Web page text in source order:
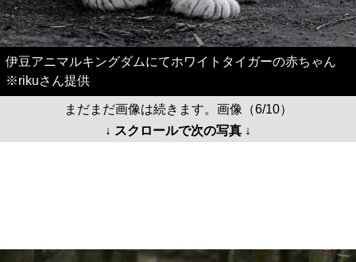
伊豆アニマルキングダムにてホワイトタイガーの赤ちゃん
※rikuさん提供
まだまだ画像は続きます。画像（6/10）
↓ スクロールで次の写真 ↓